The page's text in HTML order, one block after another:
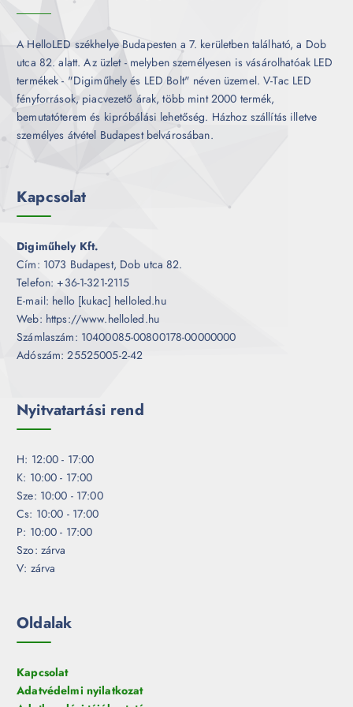
A HelloLED székhelye Budapesten a 7. kerületben található, a Dob
utca 82. alatt. Az üzlet - melyben személyesen is vásárolhatóak LED
termékek - "Digiműhely és LED Bolt" néven üzemel. V-Tac LED
fényforrások, piacvezető árak, több mint 2000 termék,
bemutatóterem és kipróbálási lehetőség. Házhoz szállítás illetve
személyes átvétel Budapest belvárosában.
Kapcsolat
Digiműhely Kft.
Cím: 1073 Budapest, Dob utca 82.
Telefon: +36-1-321-2115
E-mail: hello [kukac] helloled.hu
Web: https://www.helloled.hu
Számlaszám: 10400085-00800178-00000000
Adószám: 25525005-2-42
Nyitvatartási rend
H: 12:00 - 17:00
K: 10:00 - 17:00
Sze: 10:00 - 17:00
Cs: 10:00 - 17:00
P: 10:00 - 17:00
Szo: zárva
V: zárva
Oldalak
Kapcsolat
Adatvédelmi nyilatkozat